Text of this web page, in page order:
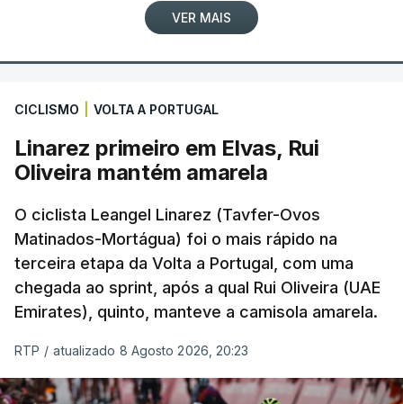
VER MAIS
CICLISMO VOLTA A PORTUGAL
Linarez primeiro em Elvas, Rui
Oliveira mantém amarela
O ciclista Leangel Linarez (Tavfer-Ovos
Matinados-Mortágua) foi o mais rápido na
terceira etapa da Volta a Portugal, com uma
chegada ao sprint, após a qual Rui Oliveira (UAE
Emirates), quinto, manteve a camisola amarela.
RTP / atualizado 8 Agosto 2026, 20:23